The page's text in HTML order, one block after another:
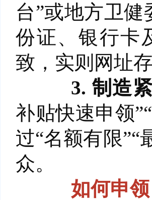
台”或地方卫
份证、银行卡
致，实则网址
3. 制造
补贴快速申领
过“名额有限”“
众。
如何申领